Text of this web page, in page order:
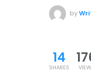
by
14
SHARES